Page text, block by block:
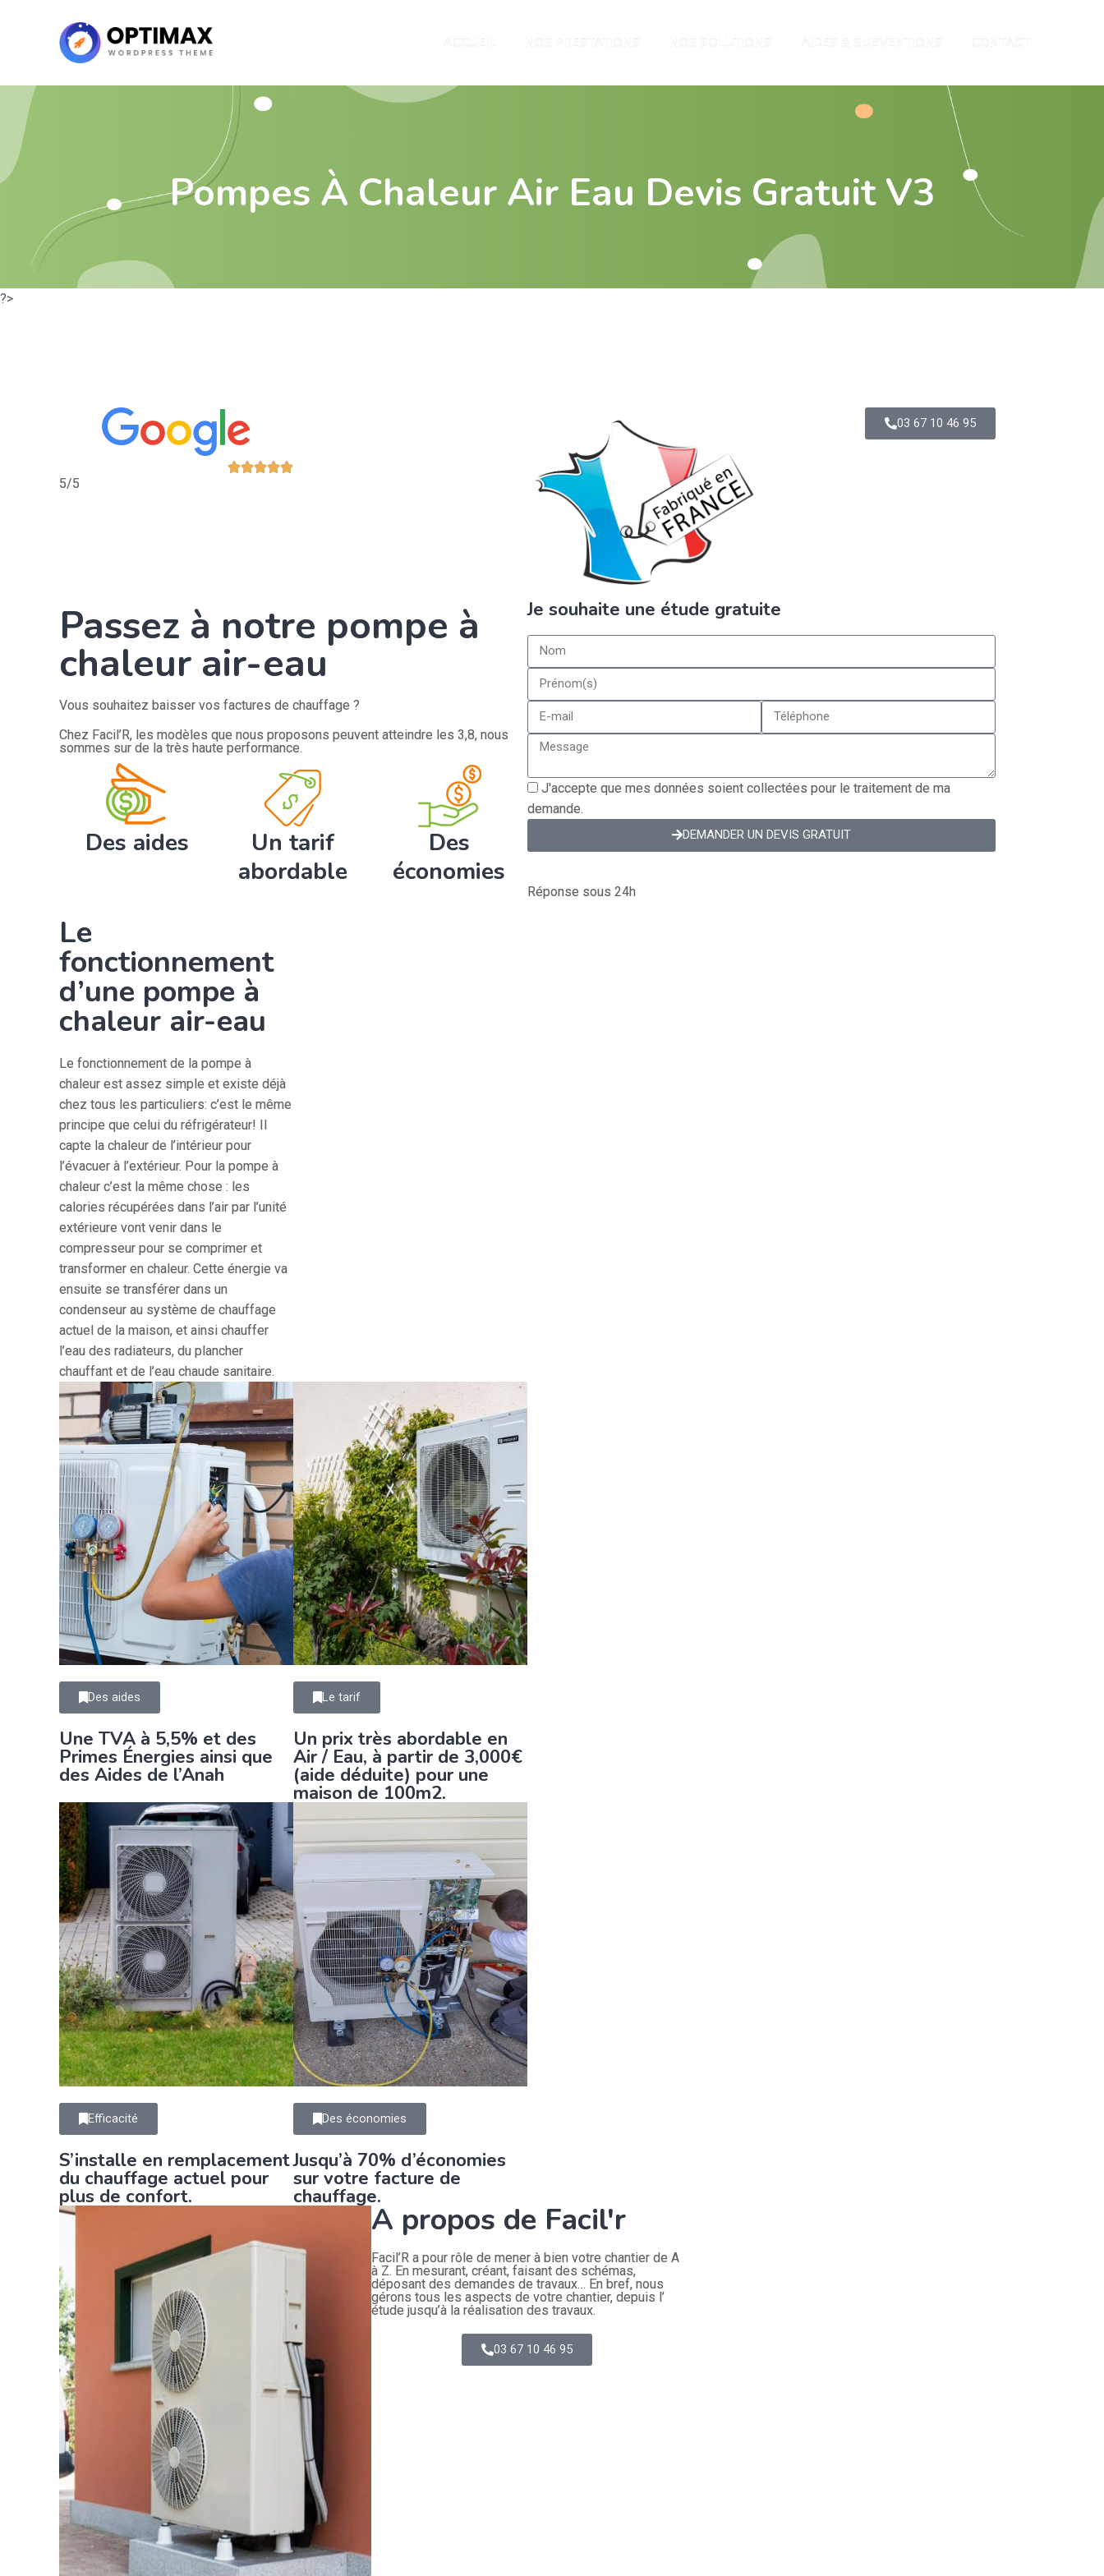
Pompes À Chaleur Air Eau Devis Gratuit V3
?>

5/5
03 67 10 46 95
Passez à notre pompe à
chaleur air-eau
Vous souhaitez baisser vos factures de chauffage ?
Chez Facil’R, les modèles que nous proposons peuvent atteindre les 3,8, nous
sommes sur de la très haute performance.
Des aides
Un tarif
abordable
Des
économies
Je souhaite une étude gratuite
J'accepte que mes données soient collectées pour le traitement de ma
demande.
DEMANDER UN DEVIS GRATUIT
Réponse sous 24h
Le
fonctionnement
d’une pompe à
chaleur air-eau
Le fonctionnement de la pompe à
chaleur est assez simple et existe déjà
chez tous les particuliers: c’est le même
principe que celui du réfrigérateur! Il
capte la chaleur de l’intérieur pour
l’évacuer à l’extérieur. Pour la pompe à
chaleur c’est la même chose : les
calories récupérées dans l’air par l’unité
extérieure vont venir dans le
compresseur pour se comprimer et
transformer en chaleur. Cette énergie va
ensuite se transférer dans un
condenseur au système de chauffage
actuel de la maison, et ainsi chauffer
l’eau des radiateurs, du plancher
chauffant et de l’eau chaude sanitaire.
Des aides
Une TVA à 5,5% et des
Primes Énergies ainsi que
des Aides de l’Anah
Le tarif
Un prix très abordable en
Air / Eau, à partir de 3,000€
(aide déduite) pour une
maison de 100m2.
Efficacité
S’installe en remplacement
du chauffage actuel pour
plus de confort.
Des économies
Jusqu’à 70% d’économies
sur votre facture de
chauffage.
A propos de Facil'r
Facil’R a pour rôle de mener à bien votre chantier de A
à Z. En mesurant, créant, faisant des schémas,
déposant des demandes de travaux… En bref, nous
gérons tous les aspects de votre chantier, depuis l’
étude jusqu’à la réalisation des travaux.
03 67 10 46 95